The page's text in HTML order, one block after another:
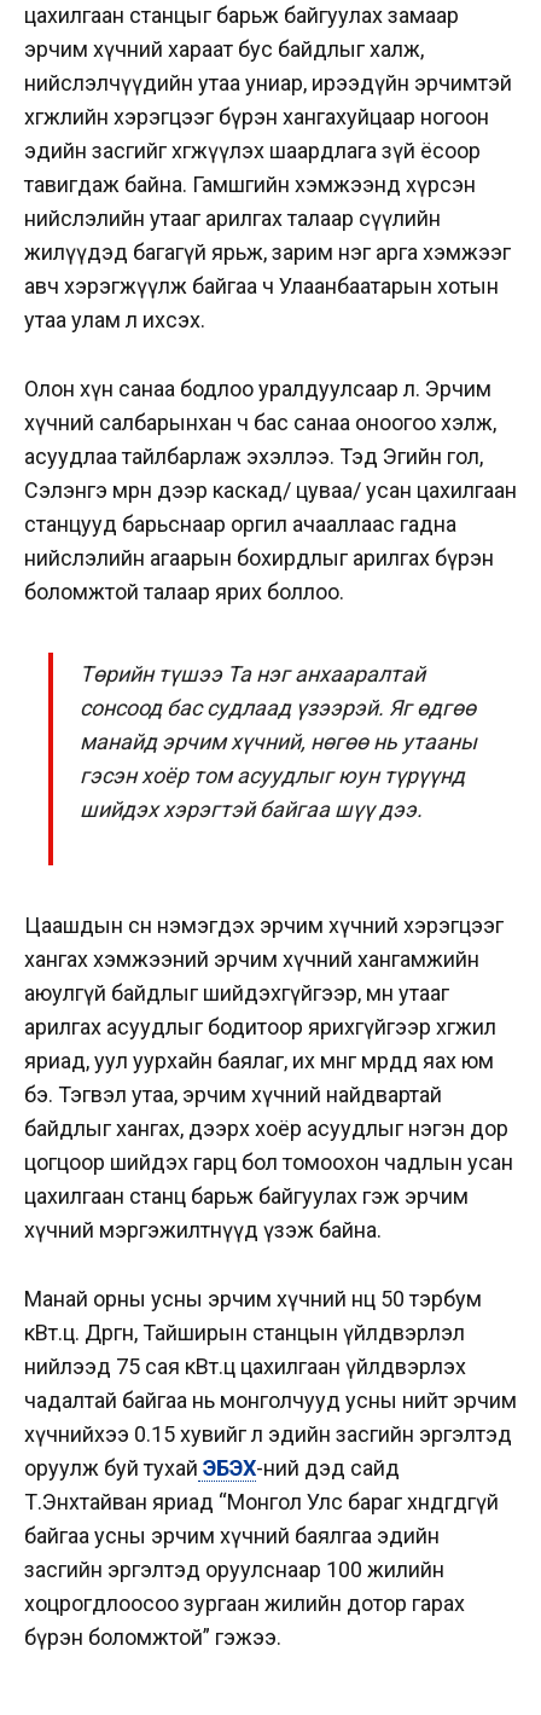
цахилгаан станцыг барьж байгуулах замаар
эрчим хүчний хараат бус байдлыг халж,
нийслэлчүүдийн утаа униар, ирээдүйн эрчимтэй
хөгжлийн хэрэгцээг бүрэн хангахуйцаар ногоон
эдийн засгийг хөгжүүлэх шаардлага зүй ёсоор
тавигдаж байна. Гамшгийн хэмжээнд хүрсэн
нийслэлийн утааг арилгах талаар сүүлийн
жилүүдэд багагүй ярьж, зарим нэг арга хэмжээг
авч хэрэгжүүлж байгаа ч Улаанбаатарын хотын
утаа улам л ихсэх.
Олон хүн санаа бодлоо уралдуулсаар л. Эрчим
хүчний салбарынхан ч бас санаа оноогоо хэлж,
асуудлаа тайлбарлаж эхэллээ. Тэд Эгийн гол,
Сэлэнгэ мөрөн дээр каскад/ цуваа/ усан цахилгаан
станцууд барьснаар оргил ачааллаас гадна
нийслэлийн агаарын бохирдлыг арилгах бүрэн
боломжтой талаар ярих боллоо.
Төрийн түшээ Та нэг анхааралтай
сонсоод бас судлаад үзээрэй. Яг өдгөө
манайд эрчим хүчний, нөгөө нь утааны
гэсэн хоёр том асуудлыг юун түрүүнд
шийдэх хэрэгтэй байгаа шүү дээ.
Цаашдын өсөн нэмэгдэх эрчим хүчний хэрэгцээг
хангах хэмжээний эрчим хүчний хангамжийн
аюулгүй байдлыг шийдэхгүйгээр, мөн утааг
арилгах асуудлыг бодитоор ярихгүйгээр хөгжил
яриад, уул уурхайн баялаг, их мөнгө мөрөөдөөд яах юм
бэ. Тэгвэл утаа, эрчим хүчний найдвартай
байдлыг хангах, дээрх хоёр асуудлыг нэгэн дор
цогцоор шийдэх гарц бол томоохон чадлын усан
цахилгаан станц барьж байгуулах гэж эрчим
хүчний мэргэжилтнүүд үзэж байна.
Манай орны усны эрчим хүчний нөөц 50 тэрбум
кВт.ц. Дөргөн, Тайширын станцын үйлдвэрлэл
нийлээд 75 сая кВт.ц цахилгаан үйлдвэрлэх
чадалтай байгаа нь монголчууд усны нийт эрчим
хүчнийхээ 0.15 хувийг л эдийн засгийн эргэлтэд
оруулж буй тухай ЭБЭХ-ний дэд сайд
Т.Энхтайван яриад “Монгол Улс бараг хөндөгдөөгүй
байгаа усны эрчим хүчний баялгаа эдийн
засгийн эргэлтэд оруулснаар 100 жилийн
хоцрогдлоосоо зургаан жилийн дотор гарах
бүрэн боломжтой” гэжээ.